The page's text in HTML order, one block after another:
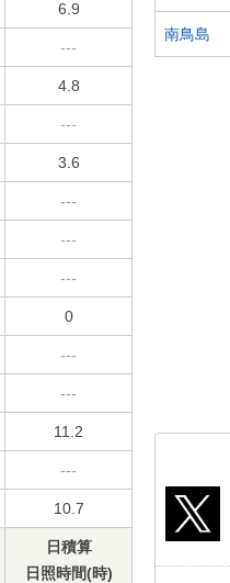
6.9
---
4.8
---
3.6
---
---
---
0
---
---
11.2
---
10.7
日積算
日照時間(時)
南鳥島